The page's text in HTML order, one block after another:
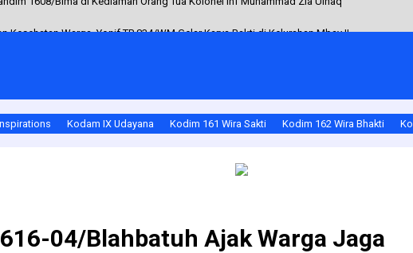
Babinsa Buahan Aktif Dampingi Vaksinasi Hewan Peliharaan
Kodam IX Udayana Kodim 161 Wira Sakti Kodim 162 Wira Bhakti
04/Blahbatuh Ajak Warga Jaga